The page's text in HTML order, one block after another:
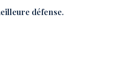
défense.